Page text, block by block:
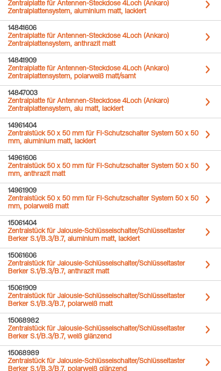
Zentralplatte für Antennen-Steckdose 4Loch (Ankaro)
Zentralplattensystem, aluminium matt, lackiert
14841606
Zentralplatte für Antennen-Steckdose 4Loch (Ankaro)
Zentralplattensystem, anthrazit matt
14841909
Zentralplatte für Antennen-Steckdose 4Loch (Ankaro)
Zentralplattensystem, polarweiß matt/samt
14847003
Zentralplatte für Antennen-Steckdose 4Loch (Ankaro)
Zentralplattensystem, alu matt, lackiert
14961404
Zentralstück 50 x 50 mm für FI-Schutzschalter System 50 x 50
mm, aluminium matt, lackiert
14961606
Zentralstück 50 x 50 mm für FI-Schutzschalter System 50 x 50
mm, anthrazit matt
14961909
Zentralstück 50 x 50 mm für FI-Schutzschalter System 50 x 50
mm, polarweiß matt
15061404
Zentralstück für Jalousie-Schlüsselschalter/Schlüsseltaster
Berker S.1/B.3/B.7, aluminium matt, lackiert
15061606
Zentralstück für Jalousie-Schlüsselschalter/Schlüsseltaster
Berker S.1/B.3/B.7, anthrazit matt
15061909
Zentralstück für Jalousie-Schlüsselschalter/Schlüsseltaster
Berker S.1/B.3/B.7, polarweiß matt
15068982
Zentralstück für Jalousie-Schlüsselschalter/Schlüsseltaster
Berker S.1/B.3/B.7, weiß glänzend
15068989
Zentralstück für Jalousie-Schlüsselschalter/Schlüsseltaster
Berker S.1/B.3/B.7, polarweiß glänzend